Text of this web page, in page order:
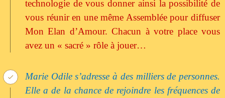
technologie de vous donner ainsi la possibilité de
vous réunir en une même Assemblée pour diffuser
Mon Elan d’Amour. Chacun à votre place vous
avez un « sacré » rôle à jouer…
Marie Odile s’adresse à des milliers de personnes.
Elle a de la chance de rejoindre les fréquences de